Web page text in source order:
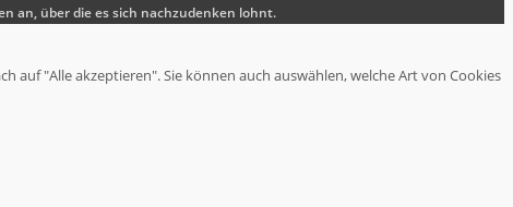
an, über die es sich nachzudenken lohnt.
auf "Alle akzeptieren". Sie können auch auswählen, welche Art von Cookies